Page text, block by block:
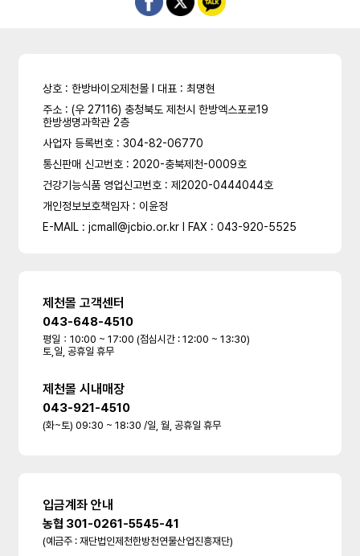
상호 : 한방바이오제천몰 l 대표 : 최명현
주소 : (우 27116) 충청북도 제천시 한방엑스포로19
한방생명과학관 2층
사업자 등록번호 : 304-82-06770
통신판매 신고번호 : 2020-충북제천-0009호
건강기능식품 영업신고번호 : 제2020-0444044호
개인정보보호책임자 : 이윤정
E-MAIL : jcmall@jcbio.or.kr l FAX : 043-920-5525
제천몰 고객센터
043-648-4510
평일：10:00 ~ 17:00 (점심시간 : 12:00 ~ 13:30)
토,일, 공휴일 휴무
제천몰 시내매장
043-921-4510
(화~토) 09:30 ~ 18:30 /일, 월, 공휴일 휴무
입금계좌 안내
농협 301-0261-5545-41
(예금주 : 재단법인제천한방천연물산업진흥재단)